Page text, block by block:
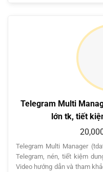
Telegram Multi
lớn tk, tiết
Telegram Multi Manager
Telegram, nén, tiết kiệm
Video hướng dẫn và tham